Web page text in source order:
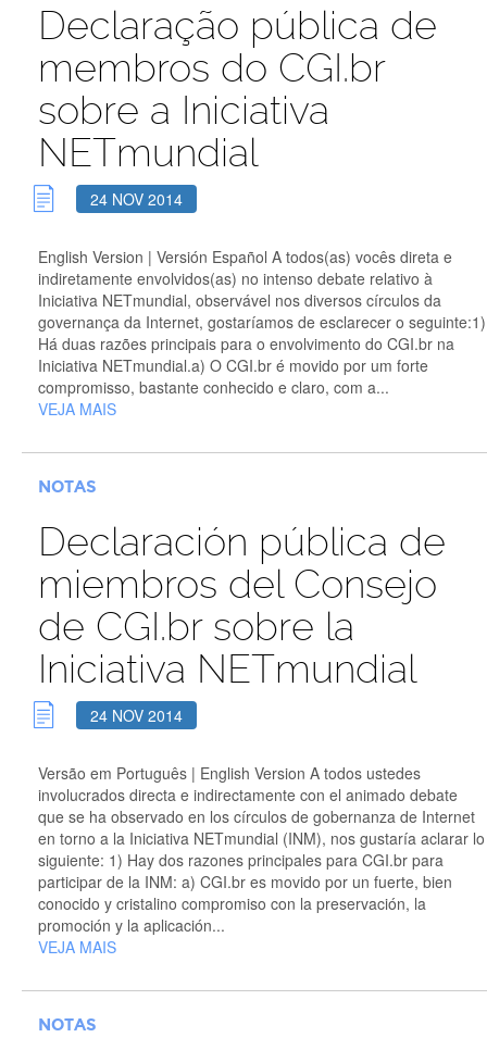
Declaração pública de
membros do CGI.br
sobre a Iniciativa
NETmundial
24 NOV 2014
English Version | Versión Español A todos(as) vocês direta e
indiretamente envolvidos(as) no intenso debate relativo à
Iniciativa NETmundial, observável nos diversos círculos da
governança da Internet, gostaríamos de esclarecer o seguinte:1)
Há duas razões principais para o envolvimento do CGI.br na
Iniciativa NETmundial.a) O CGI.br é movido por um forte
compromisso, bastante conhecido e claro, com a...
VEJA MAIS
NOTAS
Declaración pública de
miembros del Consejo
de CGI.br sobre la
Iniciativa NETmundial
24 NOV 2014
Versão em Português | English Version A todos ustedes
involucrados directa e indirectamente con el animado debate
que se ha observado en los círculos de gobernanza de Internet
en torno a la Iniciativa NETmundial (INM), nos gustaría aclarar lo
siguiente: 1) Hay dos razones principales para CGI.br para
participar de la INM: a) CGI.br es movido por un fuerte, bien
conocido y cristalino compromiso con la preservación, la
promoción y la aplicación...
VEJA MAIS
NOTAS